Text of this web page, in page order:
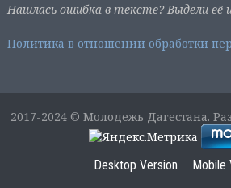
Нашлась ошибка в тексте? Выдели её
Политика в отношении обработки
2017-2024 © Молодежь Дагестана.
Desktop Version Mobile